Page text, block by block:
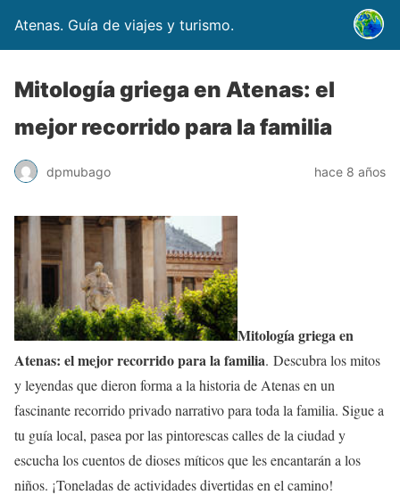
Atenas. Guía de viajes y turismo.
Mitología griega en Atenas: el
mejor recorrido para la familia
dpmubago hace 8 años
Mitología griega en
Atenas: el mejor recorrido para la familia. Descubra los mitos
y leyendas que dieron forma a la historia de Atenas en un
fascinante recorrido privado narrativo para toda la familia. Sigue a
tu guía local, pasea por las pintorescas calles de la ciudad y
escucha los cuentos de dioses míticos que les encantarán a los
niños. ¡Toneladas de actividades divertidas en el camino!